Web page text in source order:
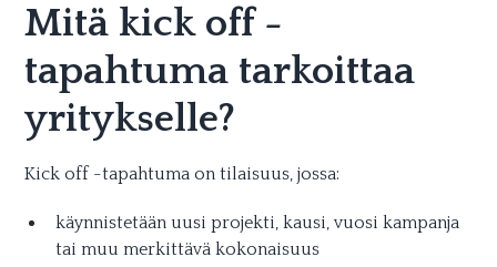
Mitä kick off -
tapahtuma tarkoittaa
yritykselle?
Kick off -tapahtuma on tilaisuus, jossa:
käynnistetään uusi projekti, kausi, vuosi kampanja
tai muu merkittävä kokonaisuus